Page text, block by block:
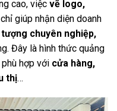
cao, việc vẽ logo,
giúp nhận diện doanh
chuyên nghiệp,
Đây là hình thức quảng
hợp với cửa hàng,
thị…